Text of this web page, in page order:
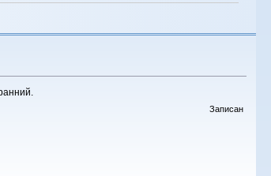
Записан